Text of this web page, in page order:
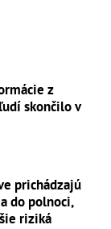
z
skončilo v
prichádzajú
do polnoci,
riziká